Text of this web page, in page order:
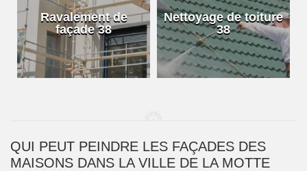
Ravalement de
façade 38
Nettoyage de toiture
38
QUI PEUT PEINDRE LES FAÇADES DES
MAISONS DANS LA VILLE DE LA MOTTE